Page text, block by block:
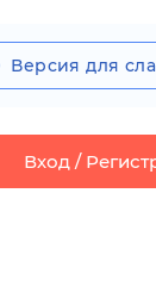
Версия для
Вход /